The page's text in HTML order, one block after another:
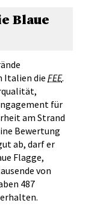
Blaue
Italien die FEE.
für
am Strand
Bewertung
ab, darf er
Flagge,
von
487